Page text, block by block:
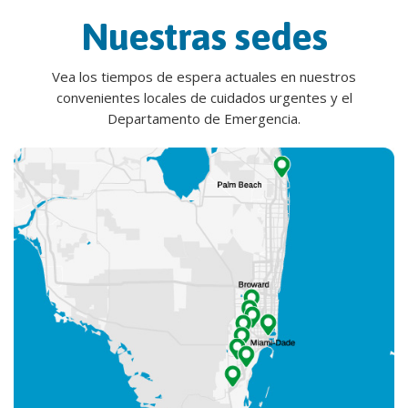
Nuestras sedes
Vea los tiempos de espera actuales en nuestros
convenientes locales de cuidados urgentes y el
Departamento de Emergencia.